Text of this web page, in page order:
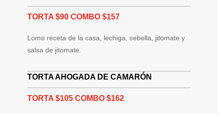
TORTA $90 COMBO $157
Lomo receta de la casa, lechiga, cebolla, jitomate y
salsa de jitomate.
TORTA AHOGADA DE CAMARÓN
TORTA $105 COMBO $162